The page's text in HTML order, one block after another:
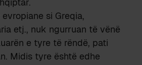
si Greqia,
etj., nuk ngurruan të vënë
e tyre të rëndë, pati
Midis tyre është edhe